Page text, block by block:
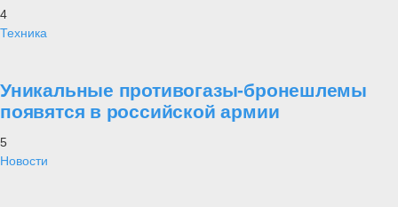
4
Техника
Уникальные противогазы-бронешлемы
появятся в российской армии
5
Новости